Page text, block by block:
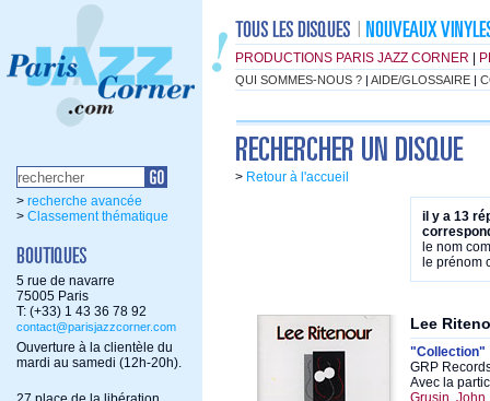
PRODUCTIONS PARIS JAZZ CORNER
QUI SOMMES-NOUS ? | AIDE/GLOSSAIRE |
> recherche avancée
> Classement thématique
5 rue de navarre
75005 Paris
T: (+33) 1 43 36 78 92
contact@parisjazzcorner.com
Ouverture à la clientèle du
mardi au samedi (12h-20h).
> Retour à l'accueil
il y a 13
le nom
le prénom
Lee
"Collection"
GRP
Avec la
Grusin, John